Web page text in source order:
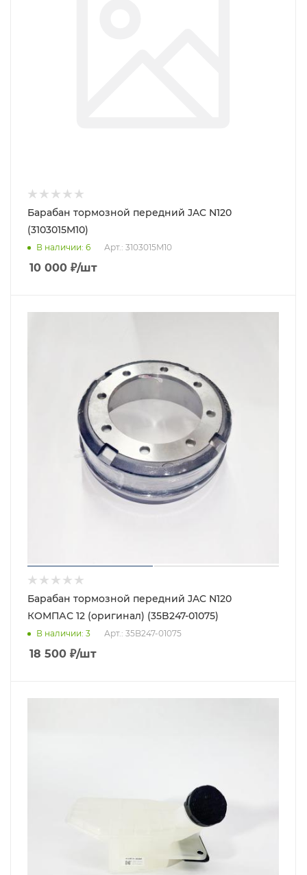
Барабан тормозной передний JAC N120
(3103015M10)
В наличии: 6 Арт.: 3103015M10
10 000 ₽/шт
Барабан тормозной передний JAC N120
КОМПАС 12 (оригинал) (35B247-01075)
В наличии: 3 Арт.: 35B247-01075
18 500 ₽/шт